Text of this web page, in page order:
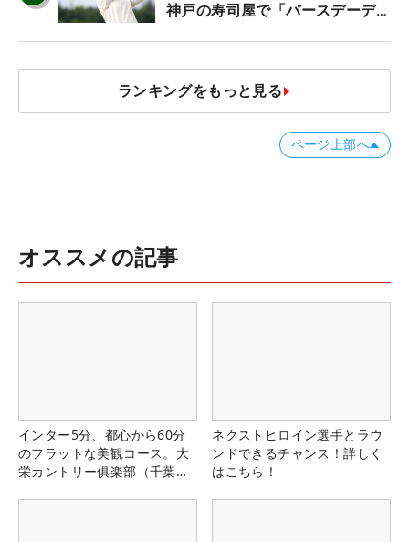
神戸の寿司屋で「バースデーディ
ランキングをもっと見る
ページ上部へ
オススメの記事
インター5分、都心から60分
のフラットな美観コース。大
栄カントリー俱楽部（千葉
ネクストヒロイン選手とラウ
ンドできるチャンス！詳しく
はこちら！